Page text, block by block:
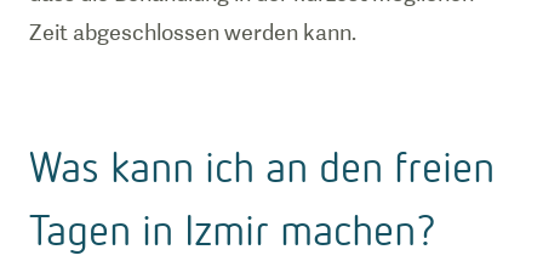
Zeit abgeschlossen werden kann.
Was kann ich an den freien
Tagen in Izmir machen?